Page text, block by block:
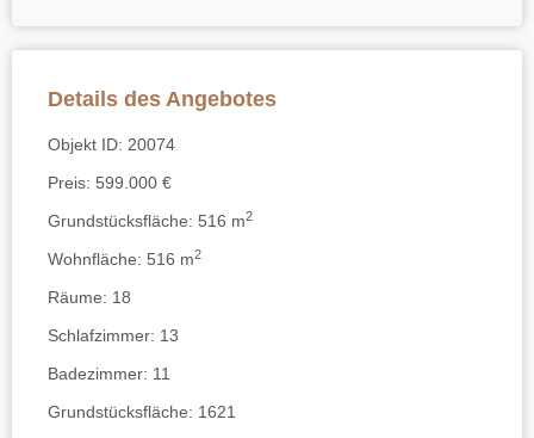
Details des Angebotes
Objekt ID: 20074
Preis: 599.000 €
Grundstücksfläche: 516 m2
Wohnfläche: 516 m2
Räume: 18
Schlafzimmer: 13
Badezimmer: 11
Grundstücksfläche: 1621